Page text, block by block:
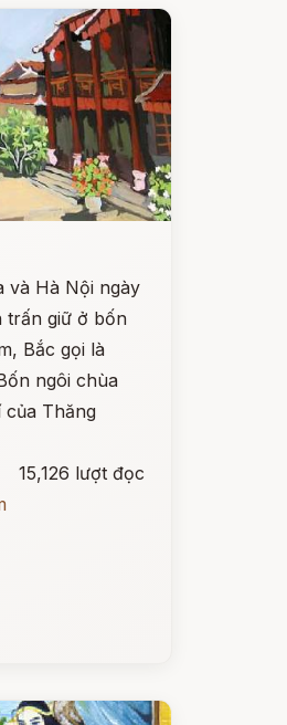
và Hà Nội ngày
trấn giữ ở bốn
Bắc gọi là
ngôi chùa
Thăng
15,126 lượt đọc